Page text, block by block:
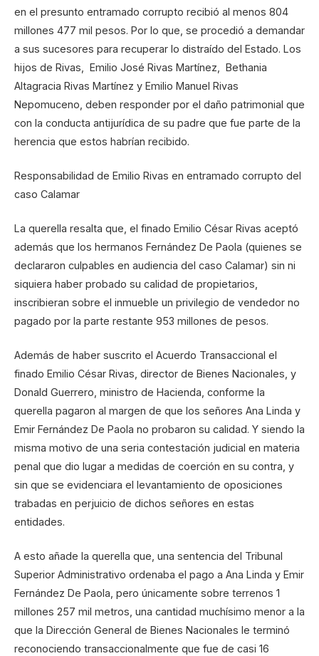
en el presunto entramado corrupto recibió al menos 804
millones 477 mil pesos. Por lo que, se procedió a demandar
a sus sucesores para recuperar lo distraído del Estado. Los
hijos de Rivas, Emilio José Rivas Martínez, Bethania
Altagracia Rivas Martínez y Emilio Manuel Rivas
Nepomuceno, deben responder por el daño patrimonial que
con la conducta antijurídica de su padre que fue parte de la
herencia que estos habrían recibido.
Responsabilidad de Emilio Rivas en entramado corrupto del
caso Calamar
La querella resalta que, el finado Emilio César Rivas aceptó
además que los hermanos Fernández De Paola (quienes se
declararon culpables en audiencia del caso Calamar) sin ni
siquiera haber probado su calidad de propietarios,
inscribieran sobre el inmueble un privilegio de vendedor no
pagado por la parte restante 953 millones de pesos.
Además de haber suscrito el Acuerdo Transaccional el
finado Emilio César Rivas, director de Bienes Nacionales, y
Donald Guerrero, ministro de Hacienda, conforme la
querella pagaron al margen de que los señores Ana Linda y
Emir Fernández De Paola no probaron su calidad. Y siendo la
misma motivo de una seria contestación judicial en materia
penal que dio lugar a medidas de coerción en su contra, y
sin que se evidenciara el levantamiento de oposiciones
trabadas en perjuicio de dichos señores en estas
entidades.
A esto añade la querella que, una sentencia del Tribunal
Superior Administrativo ordenaba el pago a Ana Linda y Emir
Fernández De Paola, pero únicamente sobre terrenos 1
millones 257 mil metros, una cantidad muchísimo menor a la
que la Dirección General de Bienes Nacionales le terminó
reconociendo transaccionalmente que fue de casi 16